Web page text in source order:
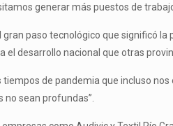
generar más puestos de
paso tecnológico que significó
desarrollo nacional que otras
de pandemia que incluso
sean profundas”.